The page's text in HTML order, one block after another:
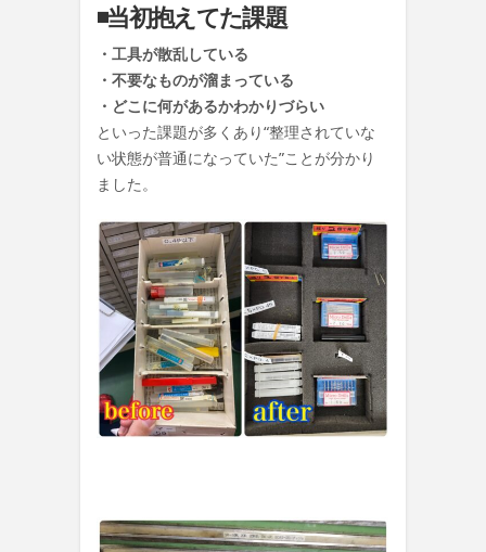
◾️当初抱えてた課題
・工具が散乱している
・不要なものが溜まっている
・どこに何があるかわかりづらい
といった課題が多くあり“整理されていな
い状態が普通になっていた”ことが分かり
ました。